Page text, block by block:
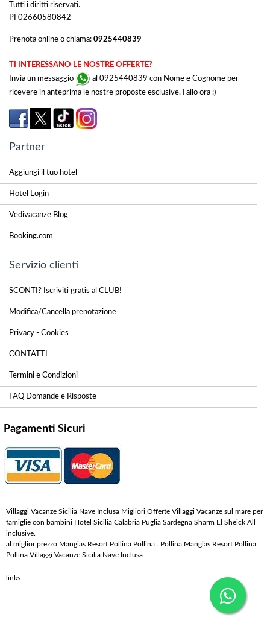
Tutti i diritti riservati.
PI 02660580842
Prenota online o chiama: 0925440839
TI INTERESSANO LE NOSTRE OFFERTE?
Invia un messaggio
al 0925440839 con Nome e Cognome per
ricevere in anteprima le nostre proposte esclusive. Fallo ora :)
Partner
Aggiungi il tuo hotel
Hotel Login
Vedivacanze Blog
Booking.com
Servizio clienti
SCONTI? Iscriviti gratis al CLUB!
Modifica/Cancella prenotazione
Privacy - Cookies
CONTATTI
Termini e Condizioni
FAQ Domande e Risposte
Pagamenti Sicuri
Villaggi Vacanze Sicilia Nave Inclusa Migliori Offerte Villaggi Vacanze sul mare per
famiglie con bambini Hotel Sicilia Calabria Puglia Sardegna Sharm El Sheick All
inclusive.
al miglior prezzo Mangias Resort Pollina Pollina . Pollina Mangias Resort Pollina
Pollina Villaggi Vacanze Sicilia Nave Inclusa
links